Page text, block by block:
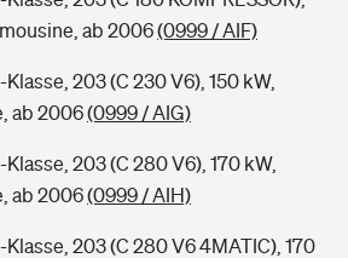
ab 2006(0999 / AIF)
203 (C 230 V6), 150 kW,
ab 2006(0999 / AIG)
203 (C 280 V6), 170 kW,
ab 2006(0999 / AIH)
203 (C 280 V6 4MATIC), 170